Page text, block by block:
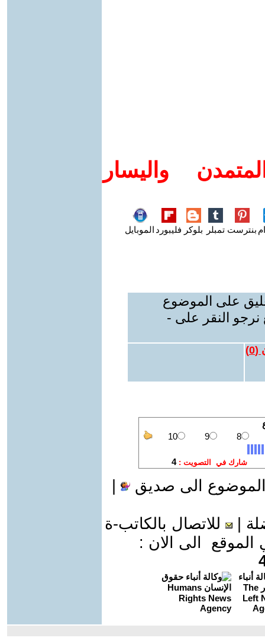
واليسار
بنترست تمبلر بلوكر فليبورد الموبايل
على الموضوع
نرجو النقر على -
(
0
)
الى صديق
للاتصال بالكاتب-ة
الى الان :